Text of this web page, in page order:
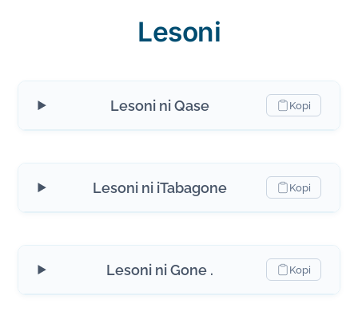
Lesoni
Lesoni ni Qase Kopi
Lesoni ni iTabagone Kopi
Lesoni ni Gone . Kopi